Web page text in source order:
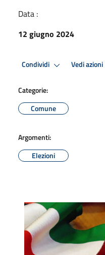
Data :
12 giugno 2024
Condividi Vedi azioni
Categorie:
Comune
Argomenti:
Elezioni